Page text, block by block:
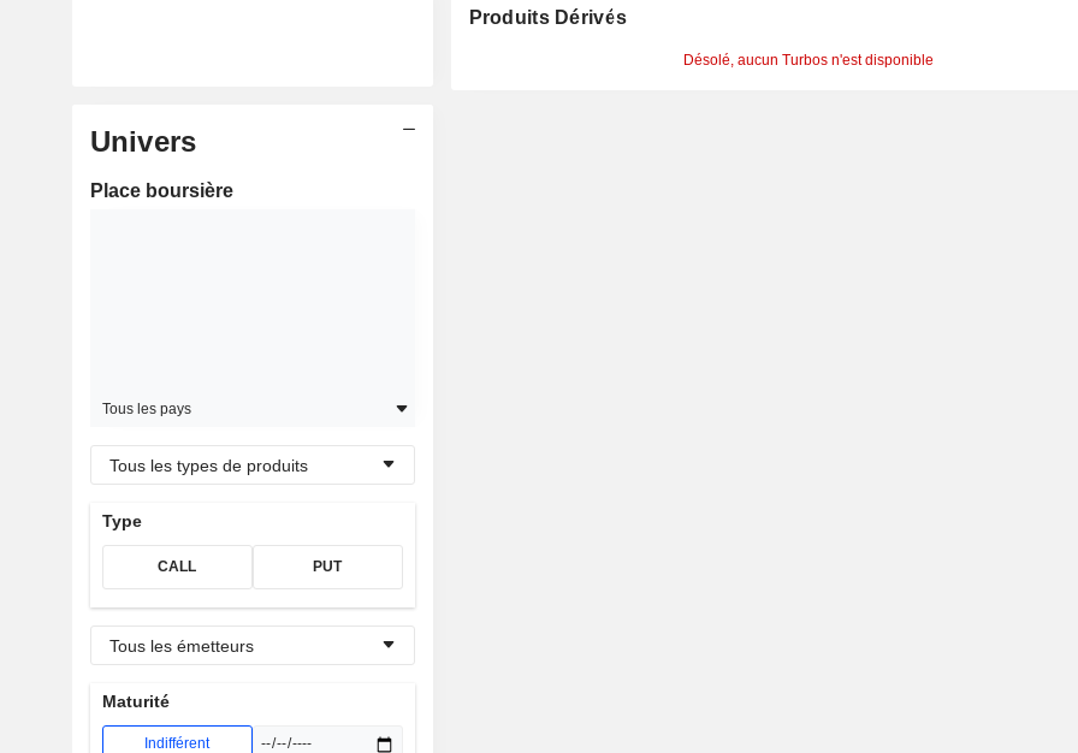
Univers
Place boursière
Tous les pays
Tous les types de produits
Type
CALL PUT
Tous les émetteurs
Maturité
Indifférent
Produits Dérivés
Désolé, aucun Turbos n'est disponible